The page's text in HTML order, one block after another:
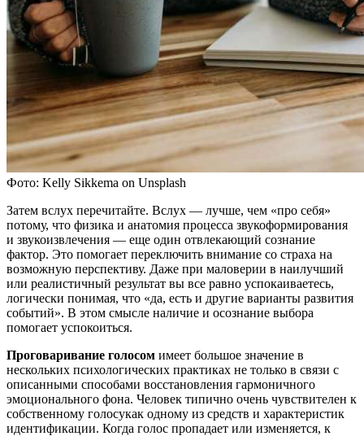
Фото: Kelly Sikkema on Unsplash
Затем вслух перечитайте. Вслух — лучше, чем «про себя»
потому, что физика и анатомия процесса звукоформирования
и звукоизвлечения — еще один отвлекающий сознание
фактор. Это помогает переключить внимание со страха на
возможную перспективу. Даже при маловерии в наилучший
или реалистичный результат вы все равно успокаиваетесь,
логически понимая, что «да, есть и другие варианты развития
событий». В этом смысле наличие и осознание выбора
помогает успокоиться.
Проговаривание голосом имеет большое значение в
нескольких психологических практиках не только в связи с
описанными способами восстановления гармоничного
эмоционального фона. Человек типично очень чувствителен к
собственному голосукак одному из средств и характеристик
идентификации. Когда голос пропадает или изменяется, к